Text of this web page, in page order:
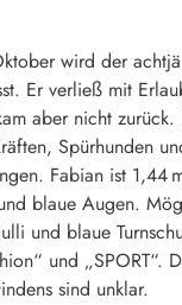
wird der
Er verließ mit
aber nicht
Spürhunden
Fabian ist 1,44
blaue Augen.
und blaue
und „SPORT“.
sind unklar.